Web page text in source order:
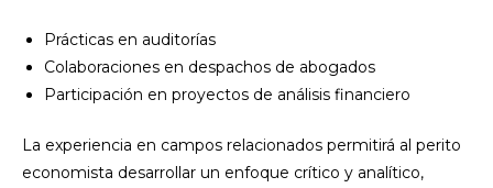
Prácticas en auditorías
Colaboraciones en despachos de abogados
Participación en proyectos de análisis financiero
La experiencia en campos relacionados permitirá al perito
economista desarrollar un enfoque crítico y analítico,